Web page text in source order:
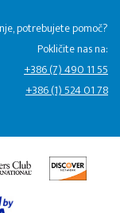
potrebujete pomoč?
Pokličite nas na:
+386 (7) 490 11 55
+386 (1) 524 01 78